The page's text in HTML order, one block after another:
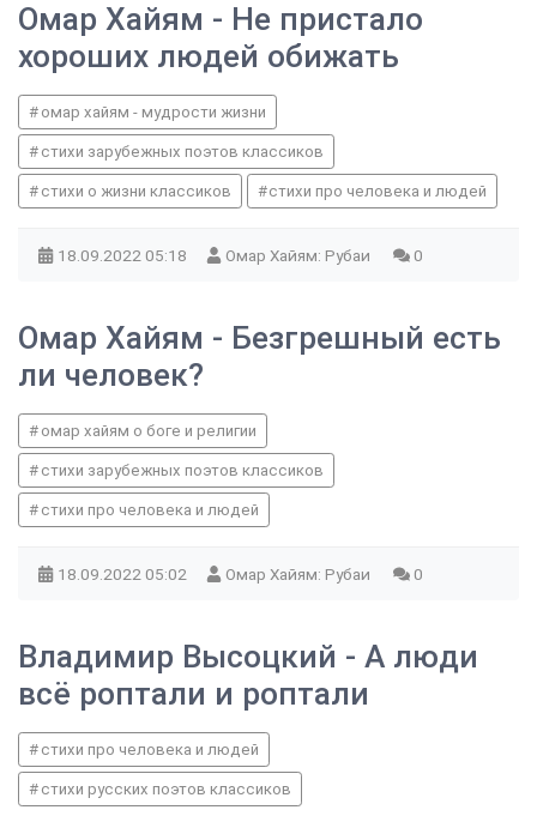
Омар Хайям - Не пристало
хороших людей обижать
омар хайям - мудрости жизни
стихи зарубежных поэтов классиков
стихи о жизни классиков стихи про человека и людей
18.09.2022 05:18 Омар Хайям: Рубаи 0
Омар Хайям - Безгрешный есть
ли человек?
омар хайям о боге и религии
стихи зарубежных поэтов классиков
стихи про человека и людей
18.09.2022 05:02 Омар Хайям: Рубаи 0
Владимир Высоцкий - А люди
всё роптали и роптали
стихи про человека и людей
стихи русских поэтов классиков